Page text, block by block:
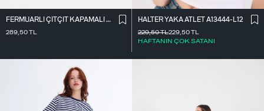
FERMUARLI ÇITÇIT KAPAMALI CÜZDAN CZDN118-F6
289,50TL
HALTER YAKA ATLET A13444-L12
229,50TL
HAFTANIN ÇOK SATANI
229,50TL